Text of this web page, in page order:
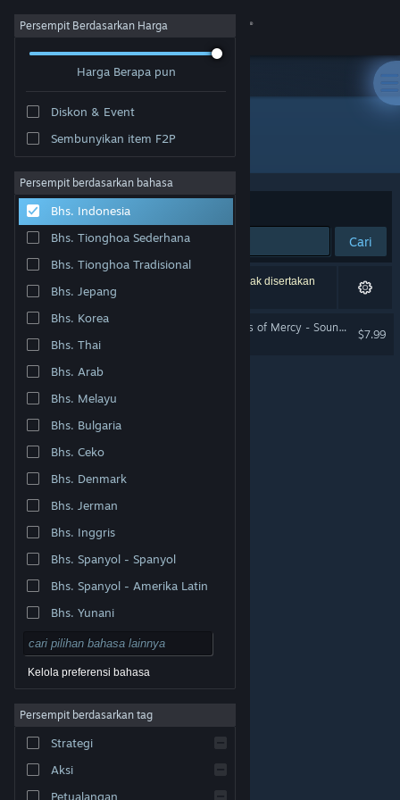
Login
Tentang
Bantuan
Ubah bahasa
Dapatkan Aplikasi Seluler Steam
Lihat situs web desktop
Undang. Semua merek dagang merupakan hak pemilik
Legal| Aksesibilitas
Pengembalian Dana
Persempit Berdasarkan Harga
Harga Berapa pun
Diskon & Event
Sembunyikan item F2P
Persempit berdasarkan bahasa
Bhs. Indonesia
Bhs. Tionghoa Sederhana
Bhs. Tionghoa Tradisional
Bhs. Jepang
Bhs. Korea
Bhs. Thai
Bhs. Arab
Bhs. Melayu
Bhs. Bulgaria
Bhs. Ceko
Bhs. Denmark
Bhs. Jerman
Bhs. Inggris
Bhs. Spanyol - Spanyol
Bhs. Spanyol - Amerika Latin
Bhs. Yunani
Kelola preferensi bahasa
Persempit berdasarkan tag
Strategi
Aksi
Petualangan
Pengembang: Curious Fate
Berdasarkan Relevansi
Cari
1 hasil cocok dengan pencarianmu. 4 produk tidak disertakan
berdasarkan preferensimu.
Absolute Tactics: Daughters of Mercy - Soundtrack
$7.99